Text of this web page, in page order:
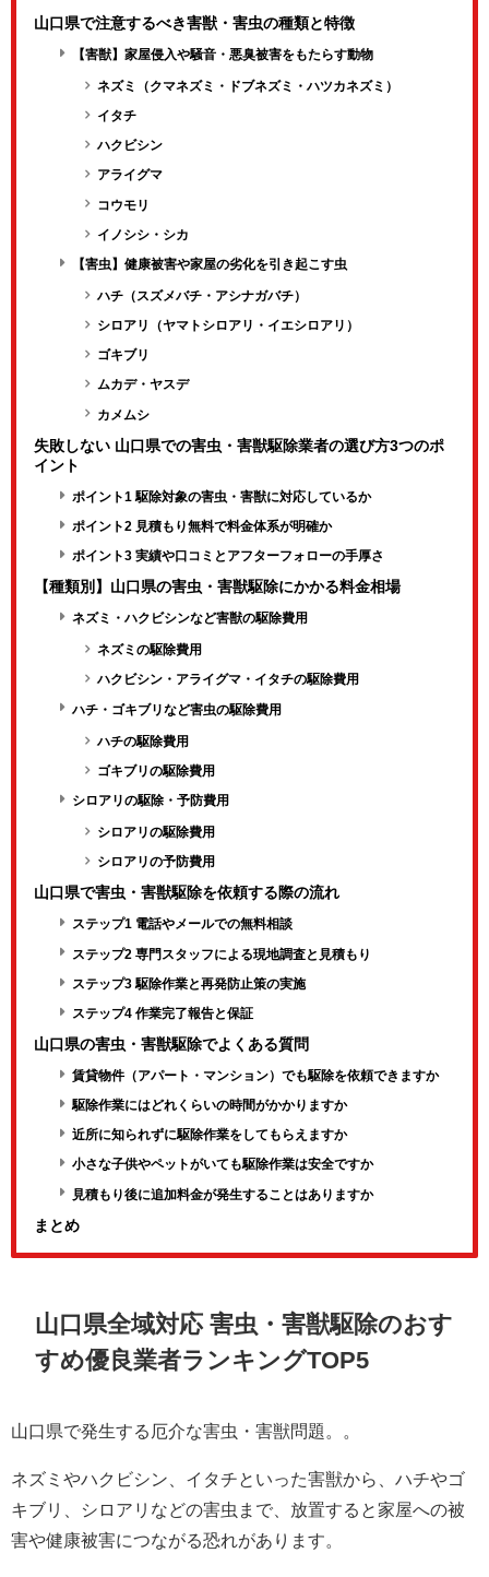
山口県で注意するべき害獣・害虫の種類と特徴
【害獣】家屋侵入や騒音・悪臭被害をもたらす動物
ネズミ（クマネズミ・ドブネズミ・ハツカネズミ）
イタチ
ハクビシン
アライグマ
コウモリ
イノシシ・シカ
【害虫】健康被害や家屋の劣化を引き起こす虫
ハチ（スズメバチ・アシナガバチ）
シロアリ（ヤマトシロアリ・イエシロアリ）
ゴキブリ
ムカデ・ヤスデ
カメムシ
失敗しない 山口県での害虫・害獣駆除業者の選び方3つのポ
イント
ポイント1 駆除対象の害虫・害獣に対応しているか
ポイント2 見積もり無料で料金体系が明確か
ポイント3 実績や口コミとアフターフォローの手厚さ
【種類別】山口県の害虫・害獣駆除にかかる料金相場
ネズミ・ハクビシンなど害獣の駆除費用
ネズミの駆除費用
ハクビシン・アライグマ・イタチの駆除費用
ハチ・ゴキブリなど害虫の駆除費用
ハチの駆除費用
ゴキブリの駆除費用
シロアリの駆除・予防費用
シロアリの駆除費用
シロアリの予防費用
山口県で害虫・害獣駆除を依頼する際の流れ
ステップ1 電話やメールでの無料相談
ステップ2 専門スタッフによる現地調査と見積もり
ステップ3 駆除作業と再発防止策の実施
ステップ4 作業完了報告と保証
山口県の害虫・害獣駆除でよくある質問
賃貸物件（アパート・マンション）でも駆除を依頼できますか
駆除作業にはどれくらいの時間がかかりますか
近所に知られずに駆除作業をしてもらえますか
小さな子供やペットがいても駆除作業は安全ですか
見積もり後に追加料金が発生することはありますか
まとめ
山口県全域対応 害虫・害獣駆除のおす
すめ優良業者ランキングTOP5
山口県で発生する厄介な害虫・害獣問題。。
ネズミやハクビシン、イタチといった害獣から、ハチやゴ
キブリ、シロアリなどの害虫まで、放置すると家屋への被
害や健康被害につながる恐れがあります。